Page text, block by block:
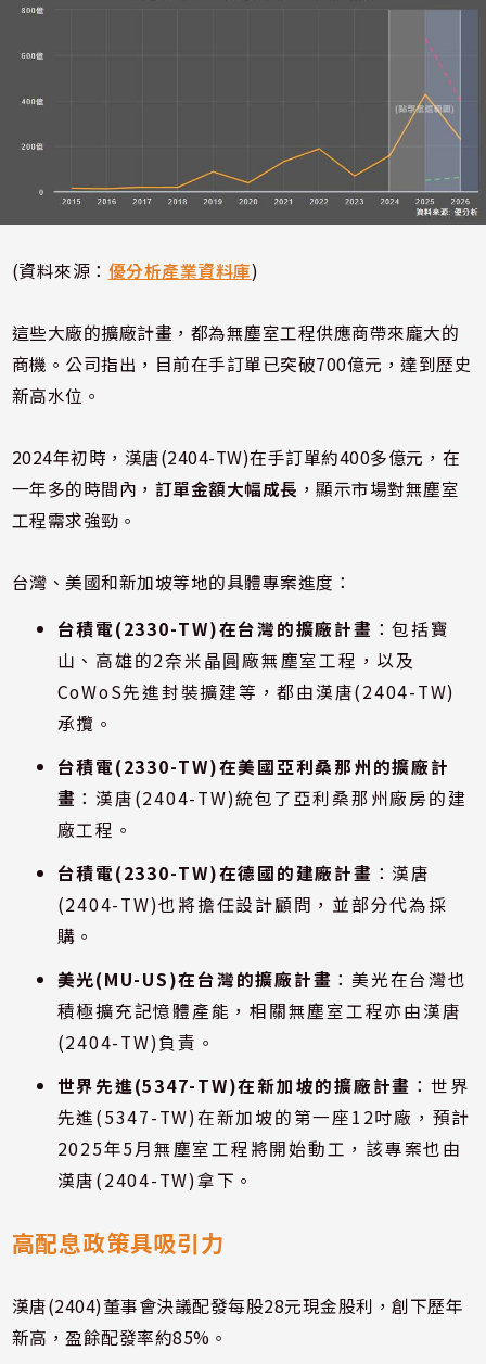
(資料來源： 優分析產業資料庫)
這些大廠的擴廠計畫，都為無塵室工程供應商帶來龐大的
商機。公司指出，目前在手訂單已突破700億元，達到歷史
新高水位。
2024年初時，漢唐(2404-TW)在手訂單約400多億元，在
一年多的時間內， 訂單金額大幅成長 ，顯示市場對無塵室
工程需求強勁。
台灣、美國和新加坡等地的具體專案進度：
台積電(2330-TW)在台灣的擴廠計畫 ：包括寶
山、高雄的2奈米晶圓廠無塵室工程，以及
CoWoS先進封裝擴建等，都由漢唐(2404-TW)
承攬。
台積電(2330-TW)在美國亞利桑那州的擴廠計
畫 ：漢唐(2404-TW)統包了亞利桑那州廠房的建
廠工程。
台積電(2330-TW)在德國的建廠計畫 ：漢唐
(2404-TW)也將擔任設計顧問，並部分代為採
購。
美光(MU-US)在台灣的擴廠計畫 ：美光在台灣也
積極擴充記憶體產能，相關無塵室工程亦由漢唐
(2404-TW)負責。
世界先進(5347-TW)在新加坡的擴廠計畫 ：世界
先進(5347-TW)在新加坡的第一座12吋廠，預計
2025年5月無塵室工程將開始動工，該專案也由
漢唐(2404-TW)拿下。
高配息政策具吸引力
漢唐(2404)董事會決議配發每股28元現金股利，創下歷年
新高，盈餘配發率約85%。